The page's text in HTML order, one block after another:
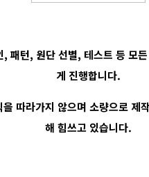
패턴, 원단 선별, 테스트 등 모
게 진행합니다.
따라가지 않으며 소량으로 제
해 힘쓰고 있습니다.